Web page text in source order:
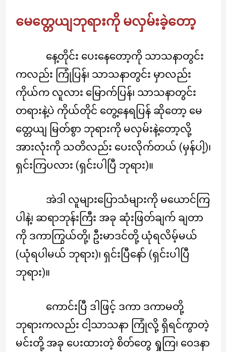
မေတ္တေယျဘုရားကို မလှမ်းခဲ့တော့
နေ့တိုင်း ပေးနေတော့ကို သာသနာတွင်း
ကလည်း ကြုံပြန်၊ သာသနာတွင်း မှာလည်း
ကိုယ်က လူလား မြောက်ပြန်၊ သာသနာတွင်း
တရားနဲ့ပဲ ကိုယ်တိုင် တွေ့နေရပြန် ဆိုတော့ မေ
တ္တေယျ မြတ်စွာ ဘုရားကို မလှမ်းနဲ့တော့လို့
အားလုံးကို သတိလည်း ပေးလိုက်တယ် (မှန်ပါ့)၊
ရှင်းကြပလား (ရှင်းပါပြီ ဘုရား)။
အဲဒါ လူများပြောသံများကို မယောင်ကြ
ပါနဲ့၊ ဆရာဘုန်းကြီး အခု ဆုံးဖြတ်ချက် ချတာ
ကို ဒကာကြွယ်တို့၊ ဦးမာဒင်တို့ ယုံရလိမ့်မယ်
(ယုံရပါမယ် ဘုရား)၊ ရှင်းပြီနော် (ရှင်းပါပြီ
ဘုရား)။
ကောင်းပြီ ဒါဖြင့် ဒကာ ဒကာမတို့
ဘုရားကလည်း ငါ့သာသနာ ကြုံလို့ ရှိရင်ကွာတဲ့
မင်းတို့ အခု ပေးထားတဲ့ စိတ်တွေ ရှုကြ၊ ဝေဒနာ